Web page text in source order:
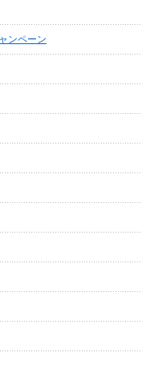
ンペーン